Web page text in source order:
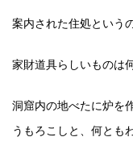
案内された住処という
家財道具らしいものは
洞窟内の地べたに炉を
うもろこしと、何とも